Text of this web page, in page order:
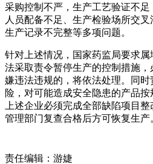
采购控制不严，生产工艺验证不
人员配备不足、生产检验场所交叉
生产记录不完整等多项问题。
针对上述情况，国家药监局要求
法采取责令暂停生产的控制措施
嫌违法违规的，将依法处理。同
险，对可能造成安全隐患的产品按
上述企业必须完成全部缺陷项目
管理部门复查合格后方可恢复生产
责任编辑：游婕